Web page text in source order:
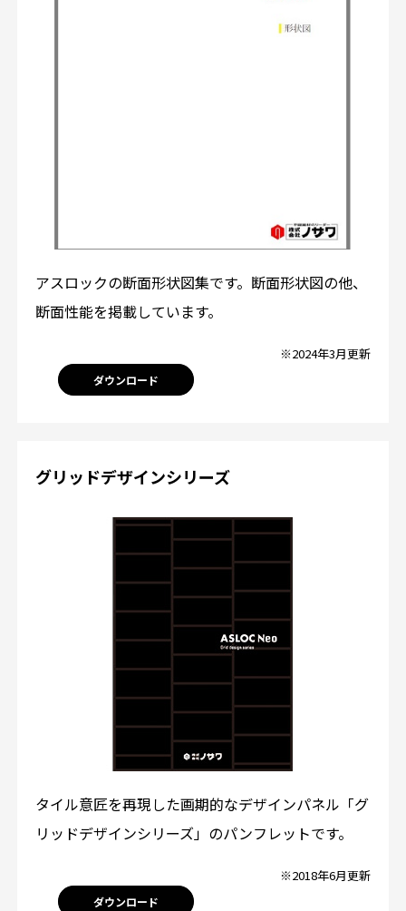
アスロックの断面形状図集です。断面形状図の他、
断面性能を掲載しています。
※2024年3月更新
ダウンロード
グリッドデザインシリーズ
タイル意匠を再現した画期的なデザインパネル「グ
リッドデザインシリーズ」のパンフレットです。
※2018年6月更新
ダウンロード